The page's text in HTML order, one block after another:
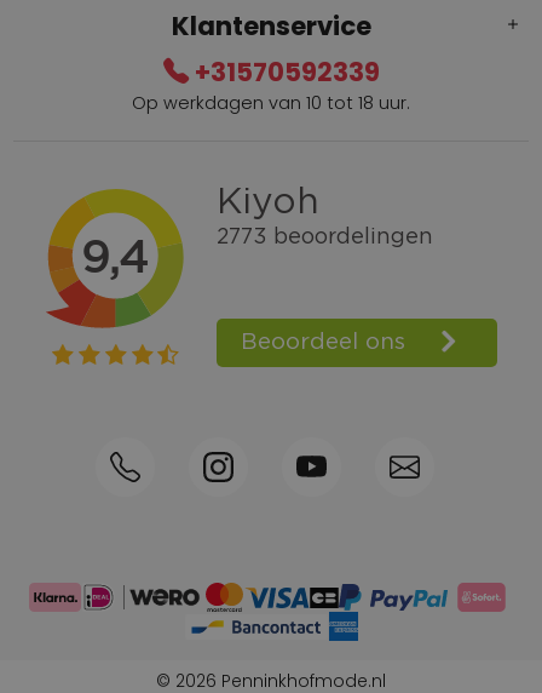
Gratis verzending vanaf € 100,=
Bel +31570592339
Spaarpunten
Shop the Look
Telefonisch bestellen ook mogelijk
Klantenservice
+31570592339
Op werkdagen van 10 tot 18 uur.
© 2026 Penninkhofmode.nl